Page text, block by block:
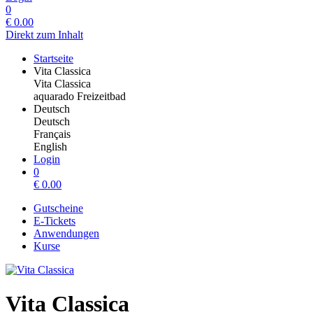
0
€ 0.00
Direkt zum Inhalt
Startseite
Vita Classica
Vita Classica
aquarado Freizeitbad
Deutsch
Deutsch
Français
English
Login
0
€ 0.00
Gutscheine
E-Tickets
Anwendungen
Kurse
Vita Classica